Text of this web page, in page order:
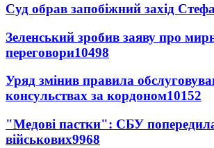
Суд обрав запобіжний захід
Зеленський зробив заяву про
переговори10498
Уряд змінив правила
консульствах за кордоном10152
"Медові пастки": СБУ
військових9968